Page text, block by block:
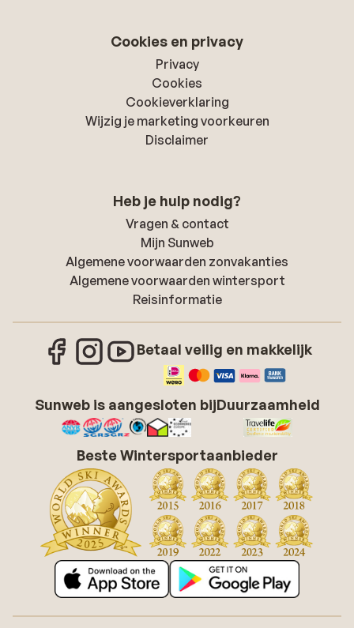
Cookies en privacy
Privacy
Cookies
Cookieverklaring
Wijzig je marketing voorkeuren
Disclaimer
Heb je hulp nodig?
Vragen & contact
Mijn Sunweb
Algemene voorwaarden zonvakanties
Algemene voorwaarden wintersport
Reisinformatie
Betaal veilig en makkelijk
Sunweb is aangesloten bijDuurzaamheid
Beste Wintersportaanbieder